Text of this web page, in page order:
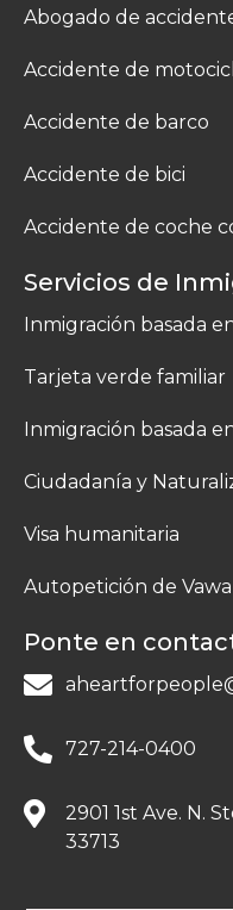
Abogado de
Accidente de
Accidente de barco
Accidente de bici
Accidente de coche
Servicios de
Inmigración basada
Tarjeta verde familiar
Inmigración basada
Ciudadanía y
Visa humanitaria
Autopetición de Vawa
Ponte en
727-214-0400
2901 1st Ave. N.
33713